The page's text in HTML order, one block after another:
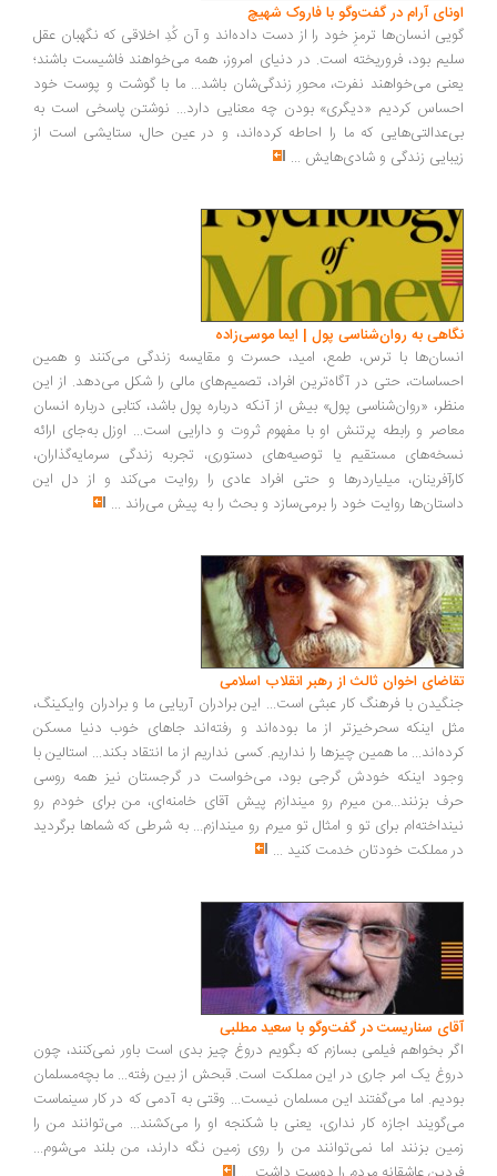
آرام در گفت‌وگو با فاروک شهیچ‭
انسان‌ها ترمزِ خود را از دست داده‌اند و آن کُدِ اخلاقی که نگهبان عقل
بود، فروریخته است. در دنیای امروز، همه می‌خواهند فاشیست باشند؛
می‌خواهند نفرت، محورِ زندگی‌شان باشد... ما با گوشت و پوست خود
کردیم «دیگری» بودن چه معنایی دارد... نوشتن پاسخی است به
که ما را احاطه کرده‌اند، و در عین حال، ستایشی است از
زندگی و شادی‌هایش...
به روان‌شناسی پول | ایما موسی‌زاده
با ترس، طمع، امید، حسرت و مقایسه زندگی می‌کنند و همین
حتی در آگاه‌ترین افراد، تصمیم‌های مالی را شکل می‌دهد. از این
«روان‌شناسی پول» بیش از آنکه درباره پول باشد، کتابی درباره انسان
و رابطه پرتنش او با مفهوم ثروت و دارایی است... اوزل به‌جای ارائه
مستقیم یا توصیه‌های دستوری، تجربه زندگی سرمایه‌گذاران،
میلیاردرها و حتی افراد عادی را روایت می‌کند و از دل این
روایت خود را برمی‌سازد و بحث را به پیش می‌راند ...
اخوان ثالث از رهبر انقلاب اسلامی
با فرهنگ کار عبثی است... این برادران آریایی ما و برادران وایکینگ،
اینکه سحرخیزتر از ما بوده‌اند و رفته‌اند جاهای خوب دنیا مسکن
ما همین چیزها را نداریم. کسی نداریم از ما انتقاد بکند... استالین با
اینکه خودش گرجی بود، می‌خواست در گرجستان نیز همه روسی
بزنند...من میرم رو میندازم پیش آقای خامنه‌ای، من برای خودم رو
برای تو و امثال تو میرم رو میندازم... به شرطی که شماها برگردید
مملکت خودتان خدمت کنید...
سناریست در گفت‌وگو با سعید مطلبی
بخواهم فیلمی بسازم که بگویم دروغ چیز بدی است باور نمی‌کنند، چون
یک امر جاری در این مملکت است. قبحش از بین رفته... ما بچه‌مسلمان
اما می‌گفتند این مسلمان نیست... وقتی به آدمی که در کار سینماست
اجازه کار نداری، یعنی با شکنجه او را می‌کشند... می‌توانند من را
بزنند اما نمی‌توانند من را روی زمین نگه دارند، من بلند می‌شوم...